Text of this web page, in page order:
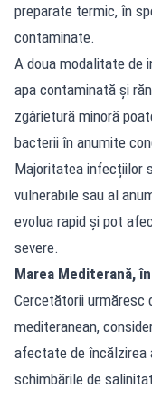
preparate termic, în
contaminate.
A doua modalitate de
apa contaminată și
zgârietură minoră
bacterii în anumite
Majoritatea infecțiilor
vulnerabile sau al
evolua rapid și pot
severe.
Marea Mediterană,
Cercetătorii urmăresc
mediteranean,
afectate de încălzirea
schimbările de